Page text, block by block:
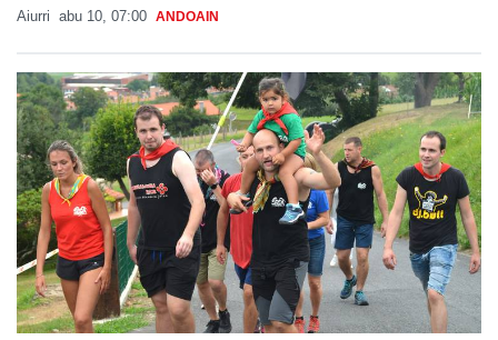
Aiurri abu 10, 07:00 ANDOAIN